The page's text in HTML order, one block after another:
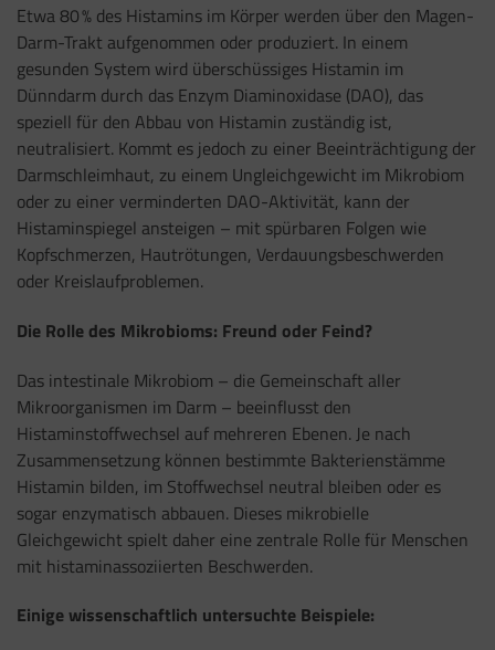
Etwa 80 % des Histamins im Körper werden über den Magen-
Darm-Trakt aufgenommen oder produziert. In einem
gesunden System wird überschüssiges Histamin im
Dünndarm durch das Enzym Diaminoxidase (DAO), das
speziell für den Abbau von Histamin zuständig ist,
neutralisiert. Kommt es jedoch zu einer Beeinträchtigung der
Darmschleimhaut, zu einem Ungleichgewicht im Mikrobiom
oder zu einer verminderten DAO-Aktivität, kann der
Histaminspiegel ansteigen – mit spürbaren Folgen wie
Kopfschmerzen, Hautrötungen, Verdauungsbeschwerden
oder Kreislaufproblemen.
Die Rolle des Mikrobioms: Freund oder Feind?
Das intestinale Mikrobiom – die Gemeinschaft aller
Mikroorganismen im Darm – beeinflusst den
Histaminstoffwechsel auf mehreren Ebenen. Je nach
Zusammensetzung können bestimmte Bakterienstämme
Histamin bilden, im Stoffwechsel neutral bleiben oder es
sogar enzymatisch abbauen. Dieses mikrobielle
Gleichgewicht spielt daher eine zentrale Rolle für Menschen
mit histaminassoziierten Beschwerden.
Einige wissenschaftlich untersuchte Beispiele: